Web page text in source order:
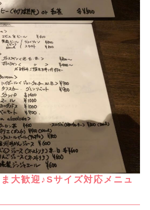
大歓迎♪Sサイズ対応メニュ